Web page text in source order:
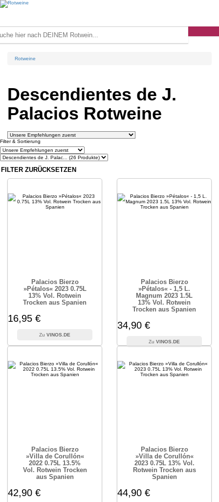
Rotweine
Descendientes de J.
Palacios Rotweine
Filter & Sortierung
FILTER ZURÜCKSETZEN
Palacios Bierzo
»Pétalos« 2023 0.75L
13% Vol. Rotwein
Trocken aus Spanien
16,95 €
VINOS.DE
Palacios Bierzo
»Pétalos« - 1,5 L.
Magnum 2023 1.5L
13% Vol. Rotwein
Trocken aus Spanien
34,90 €
VINOS.DE
Palacios Bierzo
»Villa de Corullón«
2022 0.75L 13.5%
Vol. Rotwein Trocken
aus Spanien
42,90 €
Palacios Bierzo
»Villa de Corullón«
2023 0.75L 13% Vol.
Rotwein Trocken aus
Spanien
44,90 €